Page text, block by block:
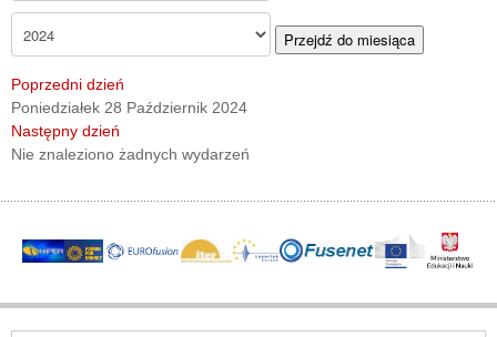
Przejdź do miesiąca
Poprzedni dzień
Poniedziałek 28 Październik 2024
Następny dzień
Nie znaleziono żadnych wydarzeń